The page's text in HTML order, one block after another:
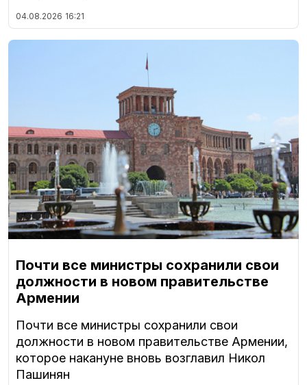
04.08.2026 16:21
Почти все министры сохранили свои
должности в новом правительстве
Армении
Почти все министры сохранили свои
должности в новом правительстве Армении,
которое накануне вновь возглавил Никол
Пашинян